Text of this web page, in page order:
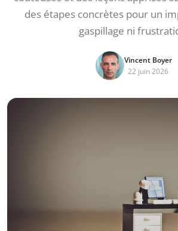
des étapes concrètes pour un
gaspillage ni
Vincent Boyer
22 juin 2026